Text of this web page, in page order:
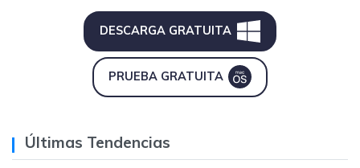
DESCARGA GRATUITA
PRUEBA GRATUITA
Últimas Tendencias